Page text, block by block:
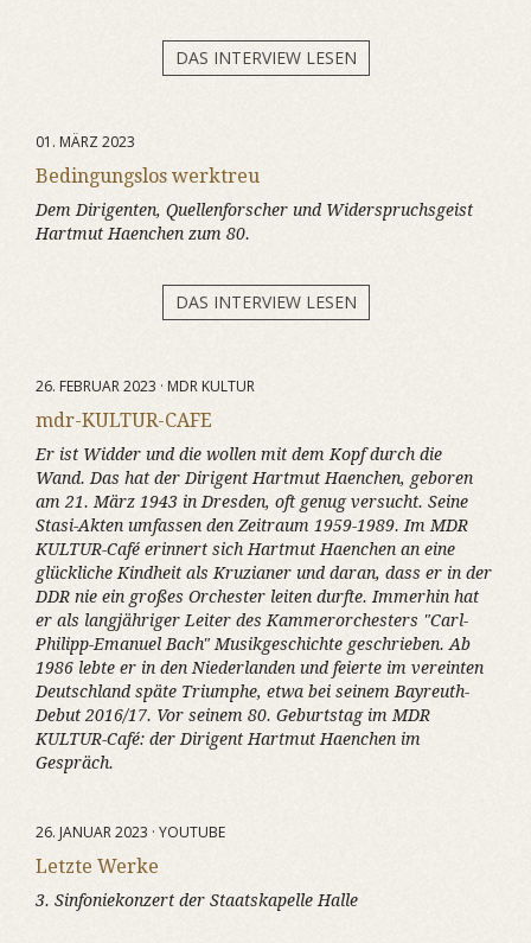
DAS INTERVIEW LESEN
01. MÄRZ 2023
Bedingungslos werktreu
Dem Dirigenten, Quellenforscher und Widerspruchsgeist
Hartmut Haenchen zum 80.
DAS INTERVIEW LESEN
26. FEBRUAR 2023 · MDR KULTUR
mdr-KULTUR-CAFE
Er ist Widder und die wollen mit dem Kopf durch die
Wand. Das hat der Dirigent Hartmut Haenchen, geboren
am 21. März 1943 in Dresden, oft genug versucht. Seine
Stasi-Akten umfassen den Zeitraum 1959-1989. Im MDR
KULTUR-Café erinnert sich Hartmut Haenchen an eine
glückliche Kindheit als Kruzianer und daran, dass er in der
DDR nie ein großes Orchester leiten durfte. Immerhin hat
er als langjähriger Leiter des Kammerorchesters "Carl-
Philipp-Emanuel Bach" Musikgeschichte geschrieben. Ab
1986 lebte er in den Niederlanden und feierte im vereinten
Deutschland späte Triumphe, etwa bei seinem Bayreuth-
Debut 2016/17. Vor seinem 80. Geburtstag im MDR
KULTUR-Café: der Dirigent Hartmut Haenchen im
Gespräch.
26. JANUAR 2023 · YOUTUBE
Letzte Werke
3. Sinfoniekonzert der Staatskapelle Halle